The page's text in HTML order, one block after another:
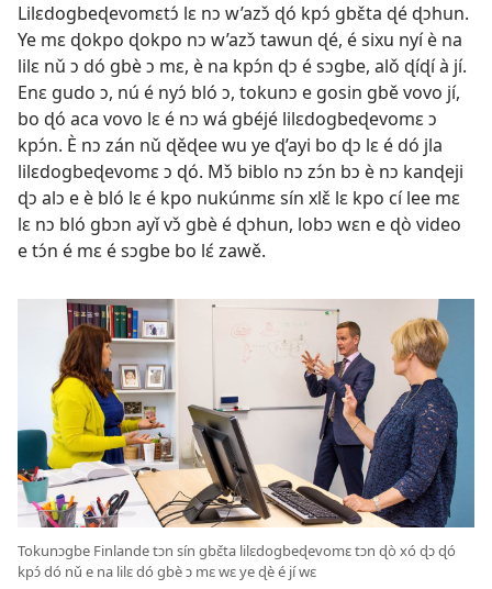
Lilɛdogbeɖevomɛtɔ́ lɛ nɔ w’azɔ̌ ɖó kpɔ́ gbɛ̌ta ɖé ɖɔhun.
Ye mɛ ɖokpo ɖokpo nɔ w’azɔ̌ tawun ɖé, é sixu nyí è na
lilɛ nǔ ɔ dó gbè ɔ mɛ, è na kpɔ́n ɖɔ é sɔgbe, alǒ ɖíɖí à jí.
Enɛ gudo ɔ, nú é nyɔ́ bló ɔ, tokunɔ e gosin gbě vovo jí,
bo ɖó aca vovo lɛ é nɔ wá gbéjé lilɛdogbeɖevomɛ ɔ
kpɔ́n. È nɔ zán nǔ ɖěɖee wu ye ɖ’ayi bo ɖɔ lɛ é dó jla
lilɛdogbeɖevomɛ ɔ ɖó. Mɔ̌ biblo nɔ zɔ́n bɔ è nɔ kanɖeji
ɖɔ alɔ e è bló lɛ é kpo nukúnmɛ sín xlɛ̌ lɛ kpo cí lee mɛ
lɛ nɔ bló gbɔn ayǐ vɔ̌ gbè é ɖɔhun, lobɔ wɛn e ɖò video
e tɔ́n é mɛ é sɔgbe bo lɛ́ zawě.
Tokunɔgbe Finlande tɔn sín gbɛ̌ta lilɛdogbeɖevomɛ tɔn ɖò xó ɖɔ ɖó
kpɔ́ dó nǔ e na lilɛ dó gbè ɔ mɛ wɛ ye ɖè é jí wɛ